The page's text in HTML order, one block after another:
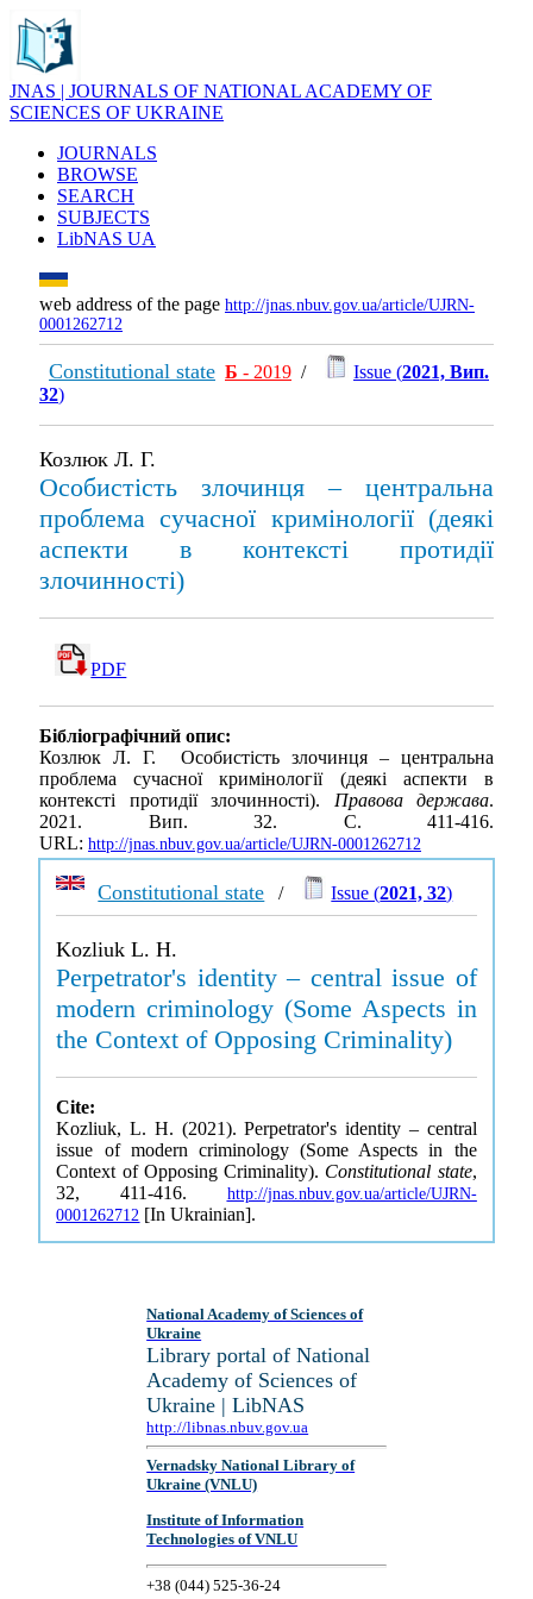
JNAS | JOURNALS OF NATIONAL ACADEMY OF
SCIENCES OF UKRAINE
JOURNALS
BROWSE
SEARCH
SUBJECTS
LibNAS UA
web address of the page http://jnas.nbuv.gov.ua/article/UJRN-
0001262712
Constitutional state Б - 2019 / Issue (2021, Вип.
32)
Козлюк Л. Г.
Особистість злочинця – центральна
проблема сучасної кримінології (деякі
аспекти в контексті протидії
злочинності)
PDF
Бібліографічний опис:
Козлюк Л. Г. Особистість злочинця – центральна
проблема сучасної кримінології (деякі аспекти в
контексті протидії злочинності). Правова держава.
2021. Вип. 32. С. 411-416.
URL: http://jnas.nbuv.gov.ua/article/UJRN-0001262712
Constitutional state / Issue (2021, 32)
Kozliuk L. H.
Perpetrator's identity – central issue of
modern criminology (Some Aspects in
the Context of Opposing Criminality)
Cite:
Kozliuk, L. H. (2021). Perpetrator's identity – central
issue of modern criminology (Some Aspects in the
Context of Opposing Criminality). Constitutional state,
32, 411-416. http://jnas.nbuv.gov.ua/article/UJRN-
0001262712 [In Ukrainian].
National Academy of Sciences of
Ukraine
Library portal of National
Academy of Sciences of
Ukraine | LibNAS
http://libnas.nbuv.gov.ua
Vernadsky National Library of
Ukraine (VNLU)
Institute of Information
Technologies of VNLU
+38 (044) 525-36-24